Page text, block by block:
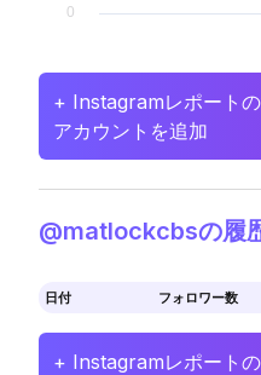
+ Instagramレポート
アカウントを追加
@matlockcbsの履
日付 フォロワー数
+ Instagramレポート